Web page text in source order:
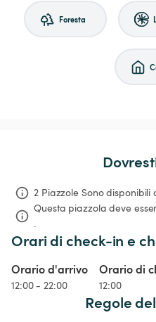
Foresta
2 Piazzole Sono disponibili
Questa piazzola deve
.
Orari di check-in e
Orario d'arrivo
12:00 - 22:00
Orario di
12:00
Regole